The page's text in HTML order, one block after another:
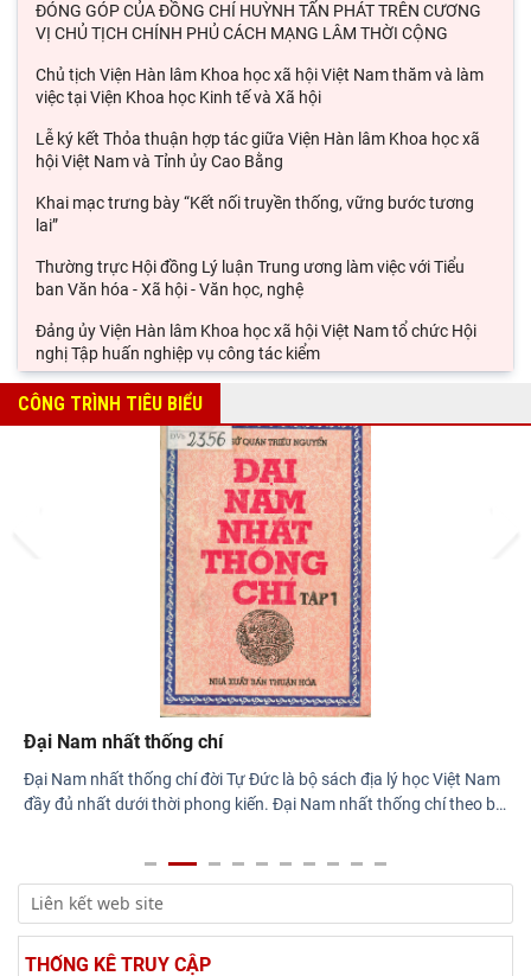
ĐÓNG GÓP CỦA ĐỒNG CHÍ HUỲNH TẤN PHÁT TRÊN CƯƠNG
VỊ CHỦ TỊCH CHÍNH PHỦ CÁCH MẠNG LÂM THỜI CỘNG
Chủ tịch Viện Hàn lâm Khoa học xã hội Việt Nam thăm và làm
việc tại Viện Khoa học Kinh tế và Xã hội
Lễ ký kết Thỏa thuận hợp tác giữa Viện Hàn lâm Khoa học xã
hội Việt Nam và Tỉnh ủy Cao Bằng
Khai mạc trưng bày “Kết nối truyền thống, vững bước tương
lai”
Thường trực Hội đồng Lý luận Trung ương làm việc với Tiểu
ban Văn hóa - Xã hội - Văn học, nghệ
Đảng ủy Viện Hàn lâm Khoa học xã hội Việt Nam tổ chức Hội
nghị Tập huấn nghiệp vụ công tác kiểm
Viện Sử học tham gia Hội thảo khoa học quốc gia "Danh nhân
Hội thảo khoa học quốc gia “Danh nhân văn hóa Lê Quý Đôn -
Di sản và giá trị thời đại”
Rà soát công tác chuẩn bị Hội thảo khoa học quốc gia "Danh
nhân văn hóa Lê Quý Đôn - Di sản và giá
CÔNG TRÌNH TIÊU BIỂU
Đại Nam nhất thống chí
Đại Nam nhất thống chí đời Tự Đức là bộ sách địa lý học Việt Nam
đầy đủ nhất dưới thời phong kiến. Đại Nam nhất thống chí theo …
THỐNG KÊ TRUY CẬP